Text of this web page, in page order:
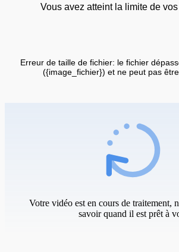
Vous avez atteint la limite de
Erreur de taille de fichier: le fichier
({image_fichier}) et ne peut pas
Votre vidéo est en cours de traitement,
savoir quand il est prêt à